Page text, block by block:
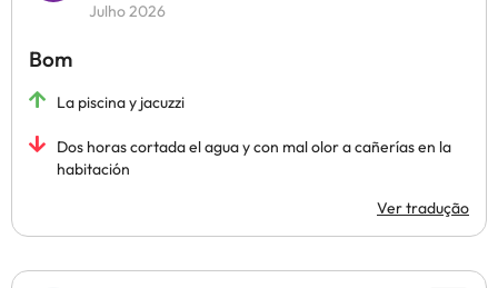
Julho 2026
Bom
La piscina y jacuzzi
Dos horas cortada el agua y con mal olor a cañerías en la
habitación
Ver tradução